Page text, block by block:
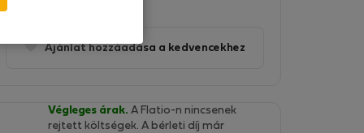
Ajánlat hozzáadása a kedvencekhez
Végleges árak. A Flatio-n nincsenek
rejtett költségek. A bérleti díj már